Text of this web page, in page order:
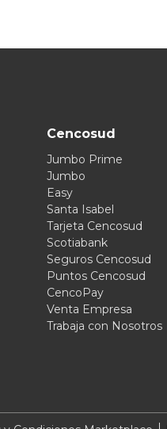
Cencosud
Jumbo Prime
Jumbo
Easy
Santa Isabel
Tarjeta Cencosud
Scotiabank
Seguros Cencosud
Puntos Cencosud
CencoPay
Venta Empresa
Trabaja con Nosotros